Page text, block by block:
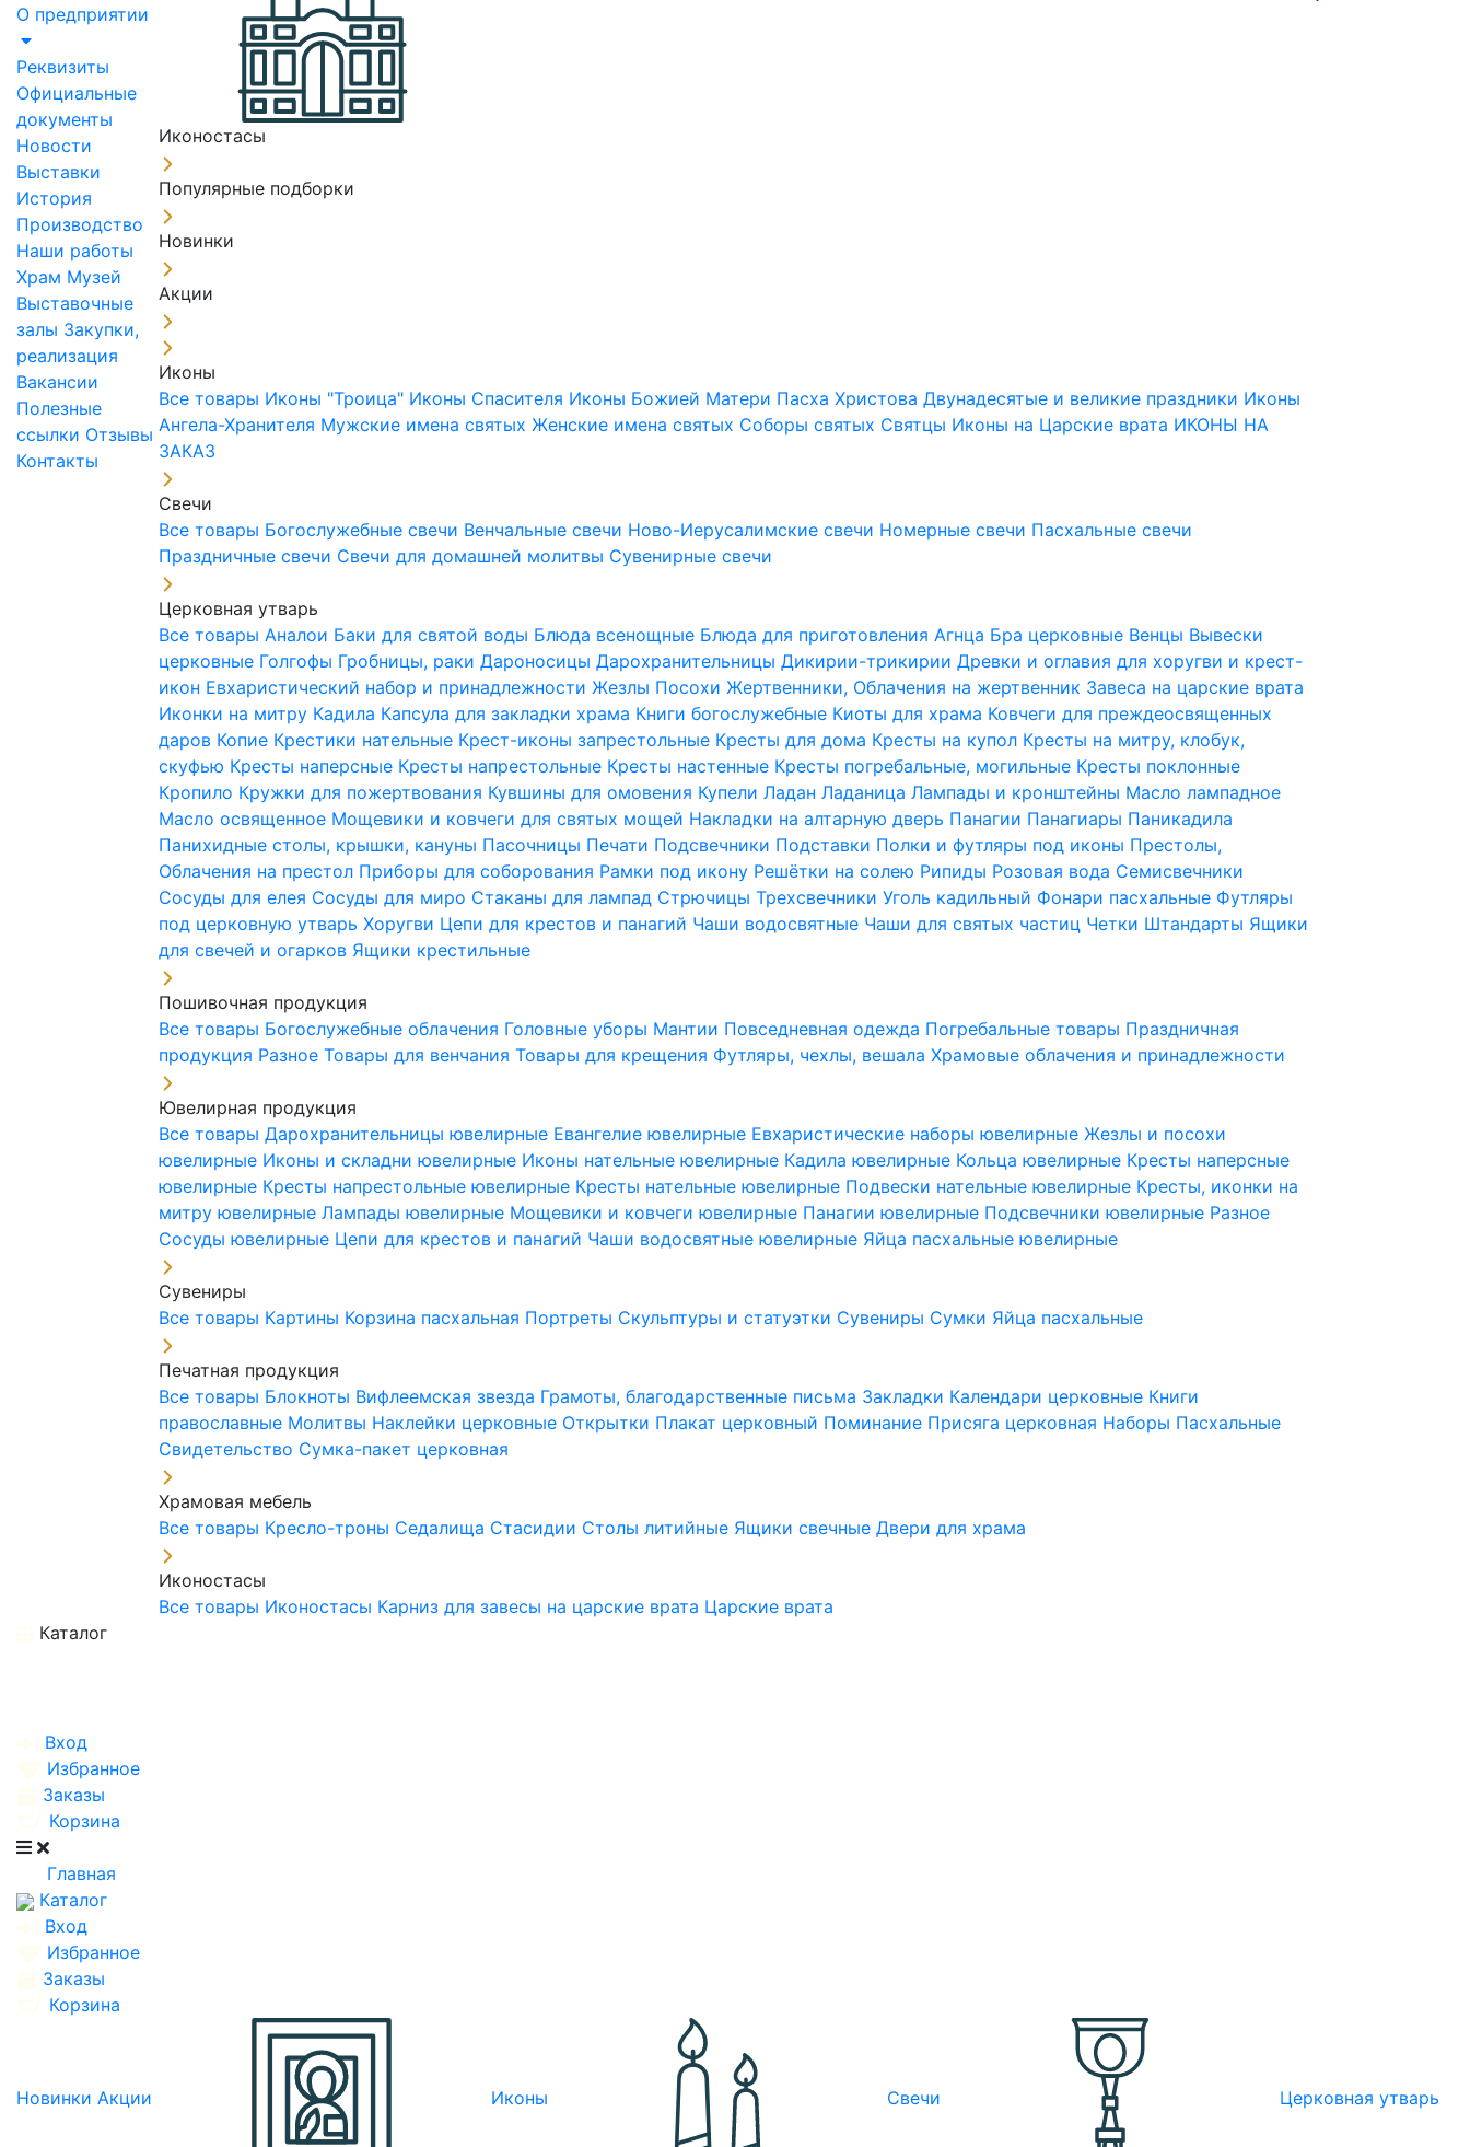
О предприятии
Реквизиты
Официальные
документы
Новости
Выставки
История
Производство
Наши работы
Храм Музей
Выставочные
залы Закупки,
реализация
Вакансии
Полезные
ссылки Отзывы
Контакты
Иконостасы
Популярные подборки
Новинки
Акции
Иконы
Все товары Иконы "Троица" Иконы Спасителя Иконы Божией Матери Пасха ХристоваДвунадесятые и великие праздники Иконы
Ангела-Хранителя Мужские имена святыхЖенские имена святых Соборы святых Святцы Иконы на Царские врата ИКОНЫ НА
ЗАКАЗ
Свечи
Все товары Богослужебные свечи Венчальные свечи Ново-Иерусалимские свечи Номерные свечи Пасхальные свечи
Праздничные свечи Свечи для домашней молитвы Сувенирные свечи
Церковная утварь
Все товарыАналои Баки для святой воды Блюда всенощные Блюда для приготовления Агнца Бра церковные Венцы Вывески
церковные Голгофы Гробницы, ракиДароносицыДарохранительницыДикирии-трикирииДревки и оглавия для хоругви и крест-
икон Евхаристический набор и принадлежностиЖезлы ПосохиЖертвенники, Облачения на жертвенник Завеса на царские врата
Иконки на митру Кадила Капсула для закладки храма Книги богослужебные Киоты для храма Ковчеги для преждеосвященных
даров Копие Крестики нательные Крест-иконы запрестольные Кресты для дома Кресты на купол Кресты на митру, клобук,
скуфью Кресты наперсные Кресты напрестольные Кресты настенные Кресты погребальные, могильные Кресты поклонные
Кропило Кружки для пожертвования Кувшины для омовения КупелиЛаданЛаданицаЛампады и кронштейны Масло лампадное
Масло освященное Мощевики и ковчеги для святых мощей Накладки на алтарную дверь Панагии Панагиары Паникадила
Панихидные столы, крышки, кануны Пасочницы Печати Подсвечники Подставки Полки и футляры под иконы Престолы,
Облачения на престол Приборы для соборования Рамки под икону Решётки на солею Рипиды Розовая вода Семисвечники
Сосуды для елея Сосуды для миро Стаканы для лампад СтрючицыТрехсвечникиУголь кадильный Фонари пасхальные Футляры
под церковную утварьХоругви Цепи для крестов и панагий Чаши водосвятные Чаши для святых частиц Четки Штандарты Ящики
для свечей и огарков Ящики крестильные
Пошивочная продукция
Все товары Богослужебные облачения Головные уборы Мантии Повседневная одежда Погребальные товары Праздничная
продукция РазноеТовары для венчанияТовары для крещения Футляры, чехлы, вешалаХрамовые облачения и принадлежности
Ювелирная продукция
Все товарыДарохранительницы ювелирные Евангелие ювелирные Евхаристические наборы ювелирныеЖезлы и посохи
ювелирные Иконы и складни ювелирные Иконы нательные ювелирные Кадила ювелирные Кольца ювелирные Кресты наперсные
ювелирные Кресты напрестольные ювелирные Кресты нательные ювелирные Подвески нательные ювелирные Кресты, иконки на
митру ювелирныеЛампады ювелирные Мощевики и ковчеги ювелирные Панагии ювелирные Подсвечники ювелирные Разное
Сосуды ювелирные Цепи для крестов и панагий Чаши водосвятные ювелирные Яйца пасхальные ювелирные
Сувениры
Все товары Картины Корзина пасхальная Портреты Скульптуры и статуэтки Сувениры Сумки Яйца пасхальные
Печатная продукция
Все товары Блокноты Вифлеемская звезда Грамоты, благодарственные письма Закладки Календари церковные Книги
православные Молитвы Наклейки церковные Открытки Плакат церковный Поминание Присяга церковная Наборы Пасхальные
Свидетельство Сумка-пакет церковная
Храмовая мебель
Все товары Кресло-троны Седалища Стасидии Столы литийные Ящики свечныеДвери для храма
Иконостасы
Все товары Иконостасы Карниз для завесы на царские врата Царские врата
Каталог
Вход
Избранное
Заказы
Корзина
Главная
Каталог
Вход
Избранное
Заказы
Корзина
Новинки Акции Иконы Свечи Церковная утварь